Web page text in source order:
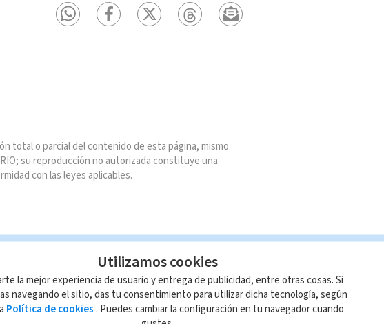
total o parcial del contenido de esta página, mismo
su reproducción no autorizada constituye una
con las leyes aplicables.
Utilizamos cookies
la mejor experiencia de usuario y entrega de publicidad, entre otras cosas. Si
navegando el sitio, das tu consentimiento para utilizar dicha tecnología, según
Política de cookies . Puedes cambiar la configuración en tu navegador cuando